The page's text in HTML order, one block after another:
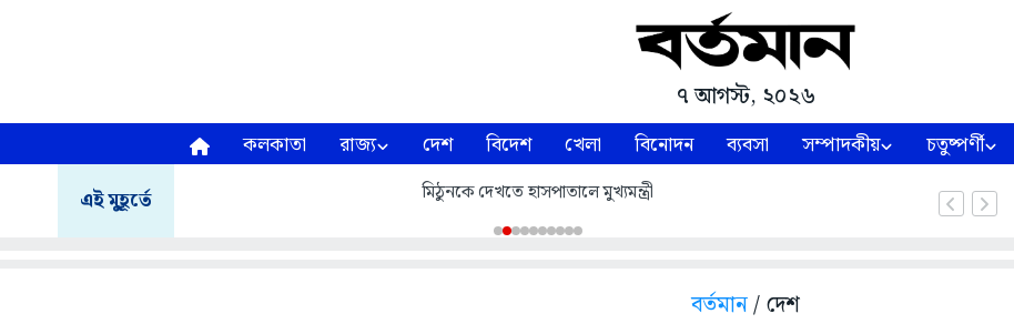
৭ আগস্ট, ২০২৬
কলকাতা রাজ্য দেশ বিদেশ খেলা বিনোদন ব্যবসা সম্পাদকীয় চতুষ্পর্ণী
এই মুহূর্তে মিঠুনকে দেখতে হাসপাতালে মুখ্যমন্ত্রী
বর্তমান/ দেশ